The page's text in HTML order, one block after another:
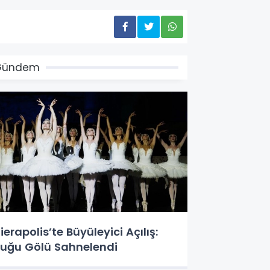
Büyüleyici Açılış:
Gölü Sahnelendi